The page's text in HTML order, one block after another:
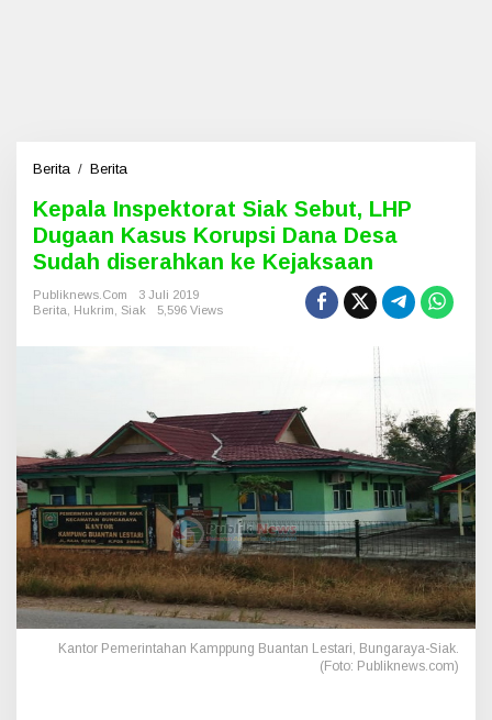
Berita / Berita
p
a
a
n
t
o
r
t
S
i
a
k
S
e
b
Kepala Inspektorat Siak Sebut, LHP
Dugaan Kasus Korupsi Dana Desa
Sudah diserahkan ke Kejaksaan
Publiknews.com
3 Juli 2019
Berita
Hukrim Siak 5,596 Views
Kantor Pemerintahan Kamppung Buantan Lestari, Bungaraya-Siak.
(Foto: Publiknews.com)